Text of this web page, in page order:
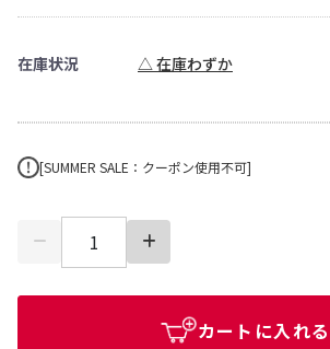
在庫状況 △ 在庫わずか
[SUMMER SALE：クーポン使用不可]
カートに入れる